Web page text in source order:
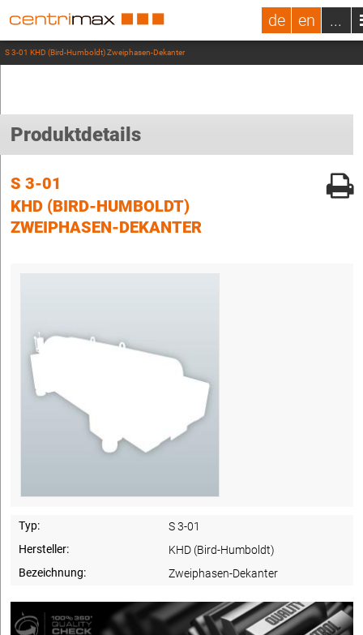
de en ...
S 3-01 KHD (Bird-Humboldt) Zweiphasen-Dekanter
Produktdetails
S 3-01
KHD (BIRD-HUMBOLDT)
ZWEIPHASEN-DEKANTER
Typ:
S 3-01
Hersteller:
KHD (Bird-Humboldt)
Bezeichnung:
Zweiphasen-Dekanter